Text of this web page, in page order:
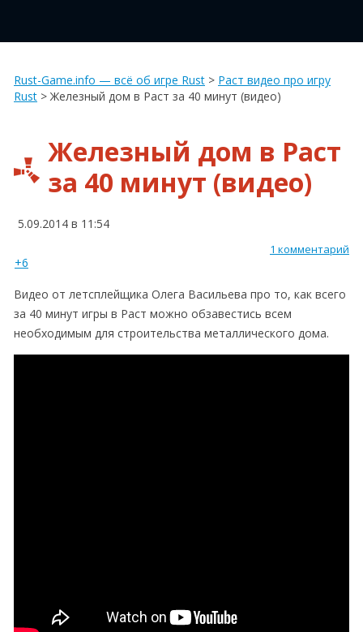
Rust-Game.info — всё об игре Rust > Раст видео про игру
Rust >Железный дом в Раст за 40 минут (видео)
Железный дом в Раст
за 40 минут (видео)
5.09.2014 в 11:54
1 комментарий
+6
Видео от летсплейщика Олега Васильева про то, как всего
за 40 минут игры в Раст можно обзавестись всем
необходимым для строительства металлического дома.